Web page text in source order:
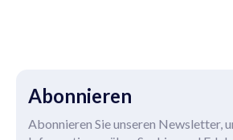
Abonnieren
Abonnieren Sie unseren Newsletter,